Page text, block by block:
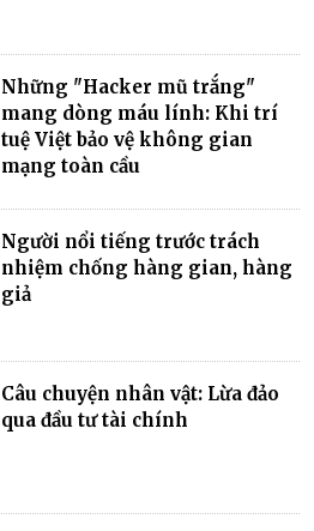
Những "Hacker mũ trắng"
mang dòng máu lính: Khi trí
tuệ Việt bảo vệ không gian
mạng toàn cầu
Người nổi tiếng trước trách
nhiệm chống hàng gian, hàng
giả
Câu chuyện nhân vật: Lừa đảo
qua đầu tư tài chính